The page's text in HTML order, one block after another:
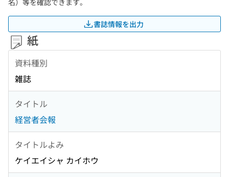
名）等を確認できます。
書誌情報を出力
紙
資料種別
雑誌
タイトル
経営者会報
タイトルよみ
ケイエイシャ カイホウ